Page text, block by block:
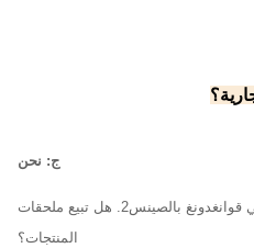
ج: نحن
بالصين
س2. هل تبيع ملحقات
المنتجات؟